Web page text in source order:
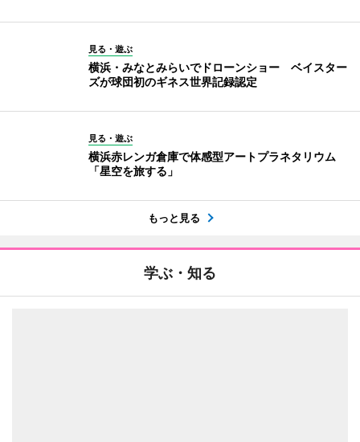
見る・遊ぶ
横浜・みなとみらいでドローンショー ベイスター
ズが球団初のギネス世界記録認定
見る・遊ぶ
横浜赤レンガ倉庫で体感型アートプラネタリウム
「星空を旅する」
もっと見る
学ぶ・知る